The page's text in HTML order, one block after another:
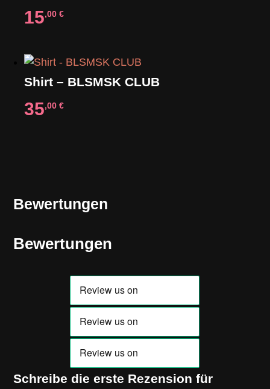
15,00€
Shirt – BLSMSK CLUB
35,00€
Bewertungen
Bewertungen
Schreibe die erste Rezension für